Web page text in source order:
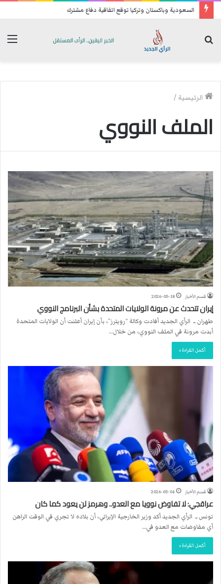
السعودية وباكستان وتركيا توقع اتفاقية دفاع مشترك
الرئيسية /
الملف النووي
قسم الأخبار 2026-05-18
إيران تتحدث عن مرونة الولايات المتحدة بشأن البرنامج النووي
طهران ــ الرأي الجديد أفادت وكالة “رويترز”، بأن إيران أعلنت أن الولايات المتحدة
أبدت مرونة في الملف النووي، من خلال…
أكمل القراءة »
قسم الأخبار 2026-05-04
عراقجي: لا تفاوض نوويا مع العدو.. وهرمز لن يعود كما كان
تونس ــ الرأي الجديد أكد وزير الخارجية الإيراني، أن بلاده لا تجري في الوقت الراهن
أي مفاوضات مع العدو في…
أكمل القراءة »